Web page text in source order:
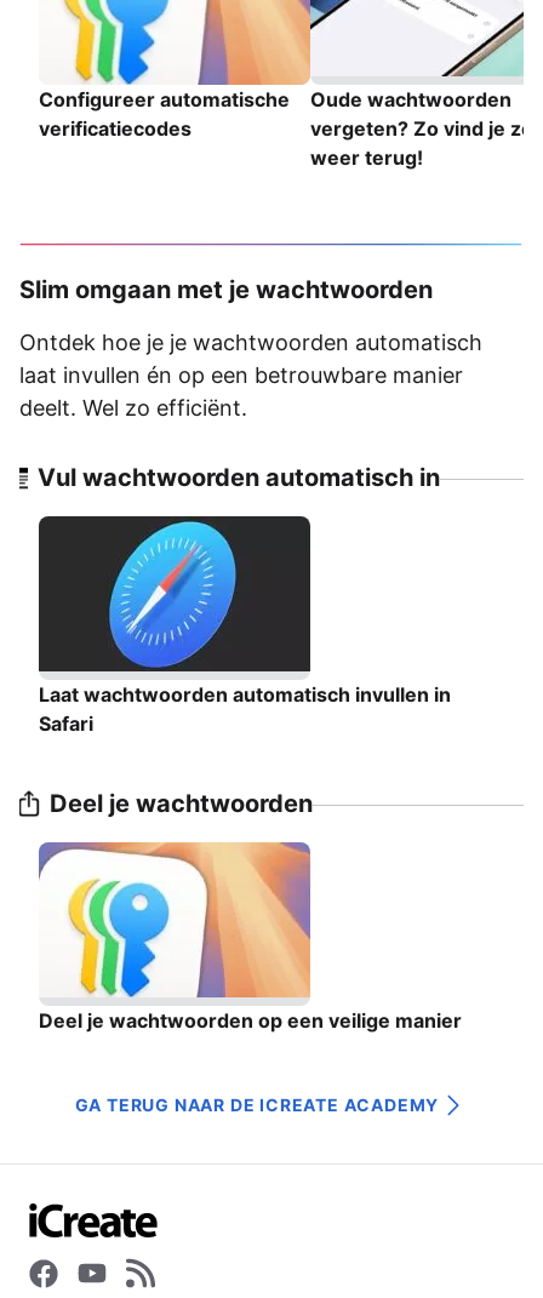
Configureer automatische
verificatiecodes
Oude wachtwoorden
vergeten? Zo vind je ze
weer terug!
Slim omgaan met je wachtwoorden
Ontdek hoe je je wachtwoorden automatisch
laat invullen én op een betrouwbare manier
deelt. Wel zo efficiënt.
Vul wachtwoorden automatisch in
Laat wachtwoorden automatisch invullen in
Safari
Deel je wachtwoorden
Deel je wachtwoorden op een veilige manier
GA TERUG NAAR DE ICREATE ACADEMY